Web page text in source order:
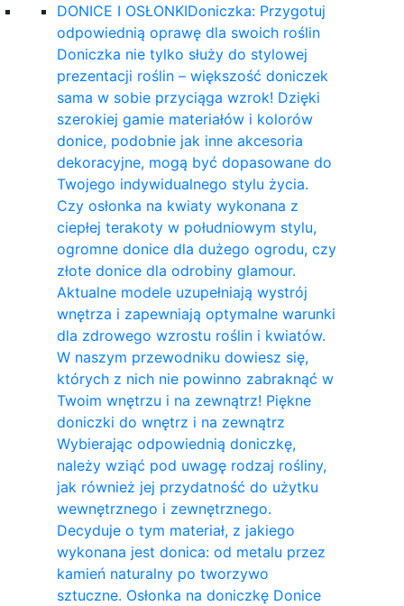
DONICE I OSŁONKIDoniczka: Przygotuj
odpowiednią oprawę dla swoich roślin
Doniczka nie tylko służy do stylowej
prezentacji roślin – większość doniczek
sama w sobie przyciąga wzrok! Dzięki
szerokiej gamie materiałów i kolorów
donice, podobnie jak inne akcesoria
dekoracyjne, mogą być dopasowane do
Twojego indywidualnego stylu życia.
Czy osłonka na kwiaty wykonana z
ciepłej terakoty w południowym stylu,
ogromne donice dla dużego ogrodu, czy
złote donice dla odrobiny glamour.
Aktualne modele uzupełniają wystrój
wnętrza i zapewniają optymalne warunki
dla zdrowego wzrostu roślin i kwiatów.
W naszym przewodniku dowiesz się,
których z nich nie powinno zabraknąć w
Twoim wnętrzu i na zewnątrz! Piękne
doniczki do wnętrz i na zewnątrz
Wybierając odpowiednią doniczkę,
należy wziąć pod uwagę rodzaj rośliny,
jak również jej przydatność do użytku
wewnętrznego i zewnętrznego.
Decyduje o tym materiał, z jakiego
wykonana jest donica: od metalu przez
kamień naturalny po tworzywo
sztuczne. Osłonka na doniczkę Donice